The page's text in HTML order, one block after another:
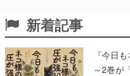
新着記事
『今日
～2巻が